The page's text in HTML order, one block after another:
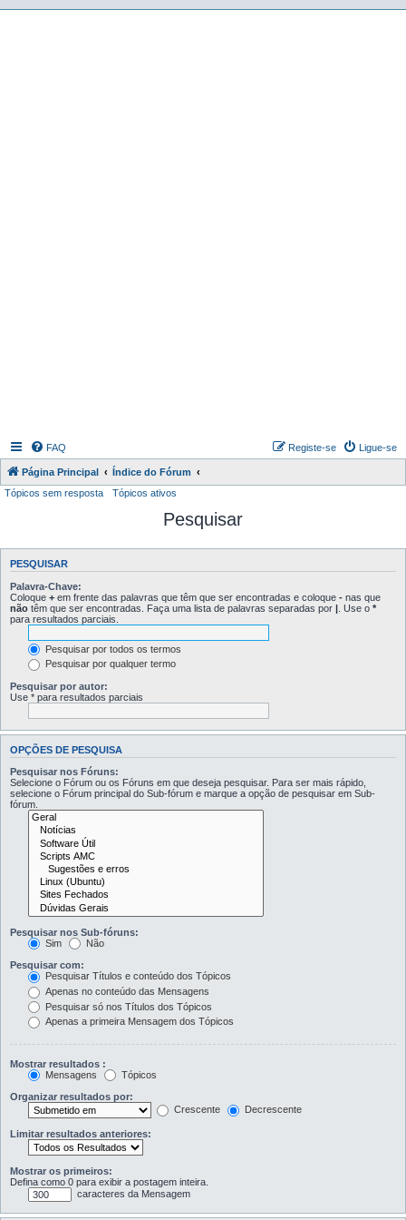
FAQ Ligue-se
Registe-se
Página Principal
Índice do Fórum
Tópicos sem resposta
Tópicos ativos
Pesquisar
PESQUISAR
Palavra-Chave:
Coloque + em frente das palavras que têm que ser encontradas e coloque - nas que
não têm que ser encontradas. Faça uma lista de palavras separadas por | . Use o *
para resultados parciais.
Pesquisar por todos os termos
Pesquisar por qualquer termo
Pesquisar por autor:
Use * para resultados parciais
OPÇÕES DE PESQUISA
Pesquisar nos Fóruns:
Selecione o Fórum ou os Fóruns em que deseja pesquisar. Para ser mais rápido,
selecione o Fórum principal do Sub-fórum e marque a opção de pesquisar em Sub-
fórum.
Pesquisar nos Sub-fóruns:
Sim
Não
Pesquisar com:
Pesquisar Títulos e conteúdo dos Tópicos
Apenas no conteúdo das Mensagens
Pesquisar só nos Títulos dos Tópicos
Apenas a primeira Mensagem dos Tópicos
Mostrar resultados :
Mensagens
Tópicos
Organizar resultados por:
Crescente
Decrescente
Limitar resultados anteriores:
Mostrar os primeiros:
Defina como 0 para exibir a postagem inteira.
caracteres da Mensagem